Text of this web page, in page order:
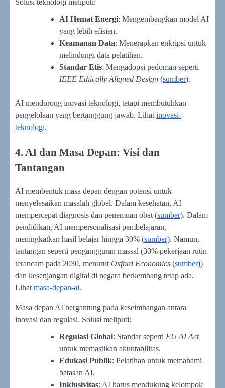
AI Hemat Energi: Mengembangkan model AI
yang lebih efisien.
Keamanan Data: Menerapkan enkripsi untuk
melindungi data pelatihan.
Standar Etis: Mengadopsi pedoman seperti
IEEE Ethically Aligned Design (sumber).
AI mendorong inovasi teknologi, tetapi membutuhkan
pengelolaan yang bertanggung jawab. Lihat inovasi-
teknologi.
4. AI dan Masa Depan: Visi dan
Tantangan
AI membentuk masa depan dengan potensi untuk
menyelesaikan masalah global. Dalam kesehatan, AI
mempercepat diagnosis dan penemuan obat (sumber). Dalam
pendidikan, AI mempersonalisasi pembelajaran,
meningkatkan hasil belajar hingga 30% (sumber). Namun,
tantangan seperti pengangguran massal (30% pekerjaan rutin
terancam pada 2030, menurut Oxford Economics (sumber))
dan kesenjangan digital di negara berkembang tetap ada.
Lihat masa-depan-ai.
Masa depan AI bergantung pada keseimbangan antara
inovasi dan regulasi. Solusi meliputi:
Regulasi Global: Standar seperti EU AI Act
untuk memastikan akuntabilitas.
Edukasi Publik: Pelatihan untuk memahami
batasan AI.
Inklusivitas: AI harus mendukung kelompok